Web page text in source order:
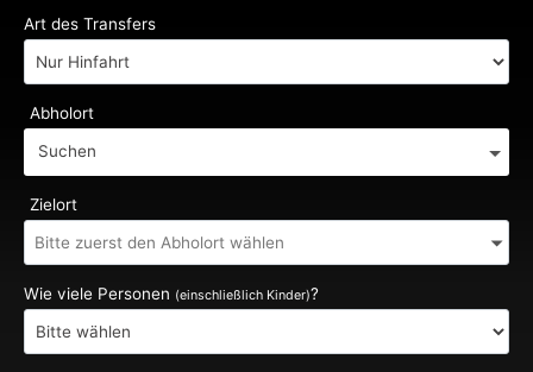
Art des Transfers
Abholort
Suchen
Zielort
Wie viele Personen (einschließlich Kinder)?